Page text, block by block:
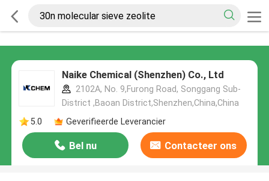
Naike Chemical (Shenzhen) Co., Ltd
2102A, No. 9,Furong Road, Songgang Sub-
District ,Baoan District,Shenzhen,China,China
5.0
Geverifieerde Leverancier
Bel nu Contacteer ons